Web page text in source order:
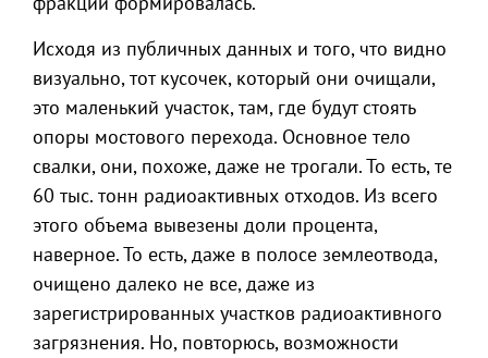
Исходя из публичных данных и того, что видно
визуально, тот кусочек, который они очищали,
это маленький участок, там, где будут стоять
опоры мостового перехода. Основное тело
свалки, они, похоже, даже не трогали. То есть, те
60 тыс. тонн радиоактивных отходов. Из всего
этого объема вывезены доли процента,
наверное. То есть, даже в полосе землеотвода,
очищено далеко не все, даже из
зарегистрированных участков радиоактивного
загрязнения. Но, повторюсь, возможности